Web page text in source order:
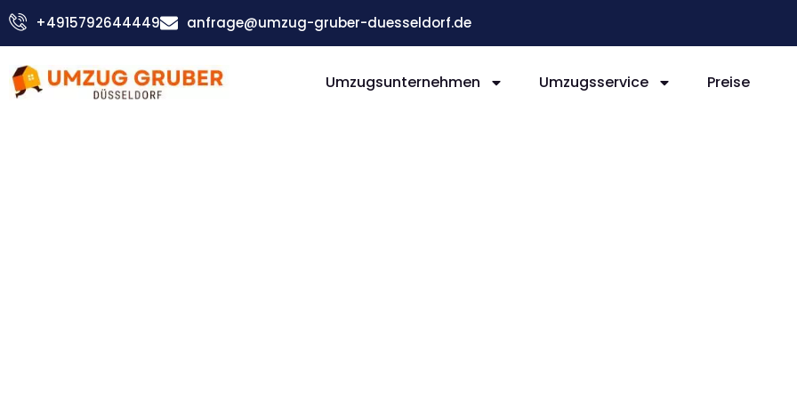
Zum
Inhalt
+4915792644449 anfrage@umzug-gruber-duesseldorf.de
Umzugsunternehmen Umzugsservice Preise